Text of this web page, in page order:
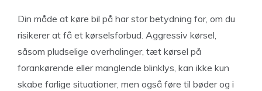
Din måde at køre bil på har stor betydning for, om du
risikerer at få et kørselsforbud. Aggressiv kørsel,
såsom pludselige overhalinger, tæt kørsel på
forankørende eller manglende blinklys, kan ikke kun
skabe farlige situationer, men også føre til bøder og i